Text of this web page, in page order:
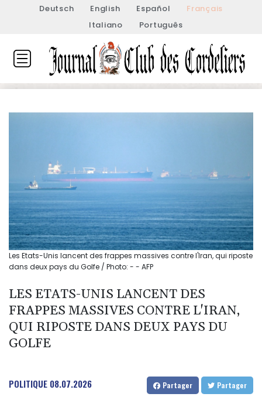
Deutsch English Español
Français
Italiano
Português
Les Etats-Unis lancent des frappes massives contre l'Iran, qui riposte
dans deux pays du Golfe / Photo: - - AFP
LES ETATS-UNIS LANCENT DES
FRAPPES MASSIVES CONTRE L'IRAN,
QUI RIPOSTE DANS DEUX PAYS DU
GOLFE
POLITIQUE 08.07.2026 Partager Partager